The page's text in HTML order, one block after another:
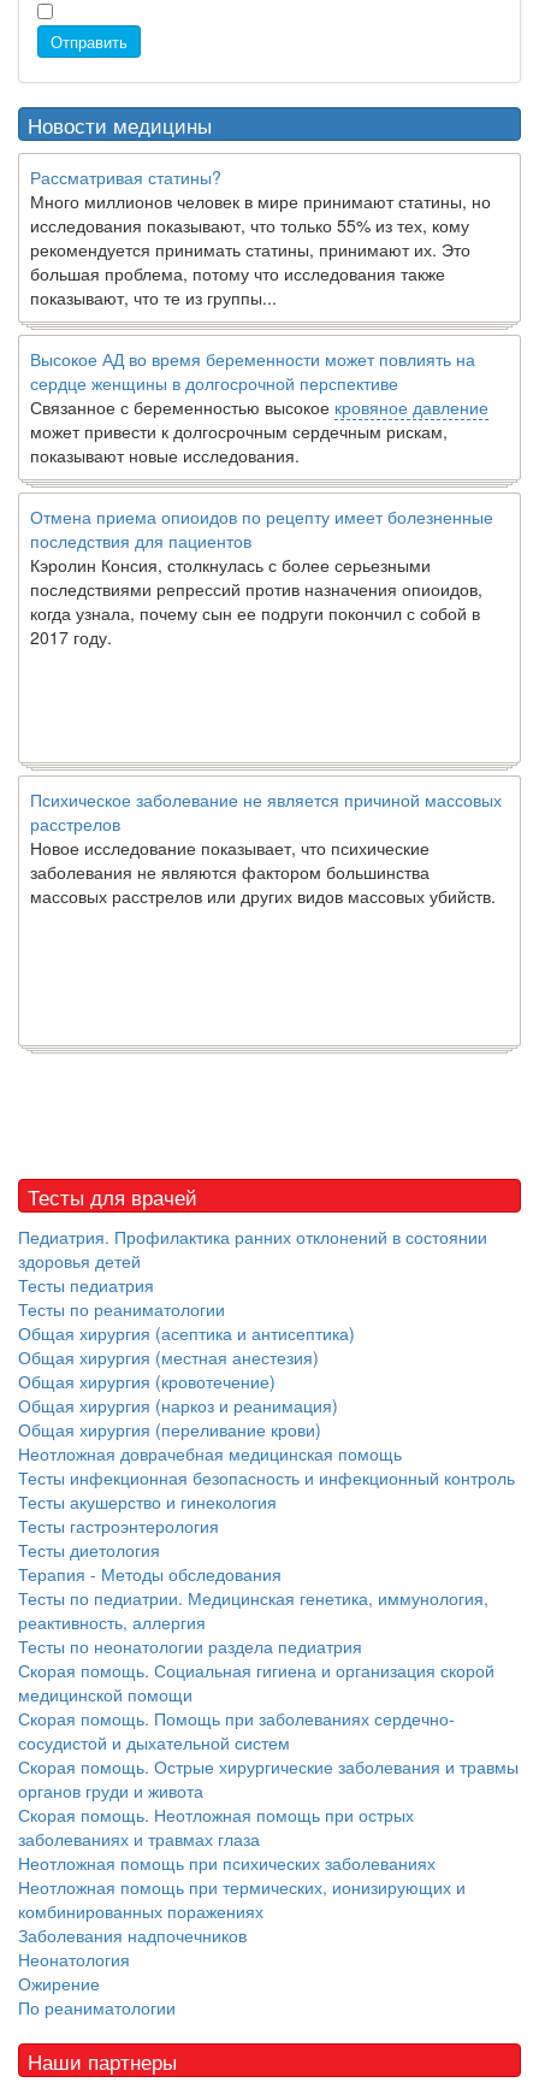
Отправить
Новости медицины
Рассматривая статины?
Много миллионов человек в мире принимают статины, но
исследования показывают, что только 55% из тех, кому
рекомендуется принимать статины, принимают их. Это
большая проблема, потому что исследования также
показывают, что те из группы...
Высокое АД во время беременности может повлиять на
сердце женщины в долгосрочной перспективе
Связанное с беременностью высокое кровяное давление
может привести к долгосрочным сердечным рискам,
показывают новые исследования.
Отмена приема опиоидов по рецепту имеет болезненные
последствия для пациентов
Кэролин Консия, столкнулась с более серьезными
последствиями репрессий против назначения опиоидов,
когда узнала, почему сын ее подруги покончил с собой в
2017 году.
Психическое заболевание не является причиной массовых
расстрелов
Новое исследование показывает, что психические
заболевания не являются фактором большинства
массовых расстрелов или других видов массовых убийств.
Тесты для врачей
Педиатрия. Профилактика ранних отклонений в состоянии
здоровья детей
Тесты педиатрия
Тесты по реаниматологии
Общая хирургия (асептика и антисептика)
Общая хирургия (местная анестезия)
Общая хирургия (кровотечение)
Общая хирургия (наркоз и реанимация)
Общая хирургия (переливание крови)
Неотложная доврачебная медицинская помощь
Тесты инфекционная безопасность и инфекционный контроль
Тесты акушерство и гинекология
Тесты гастроэнтерология
Тесты диетология
Терапия - Методы обследования
Тесты по педиатрии. Медицинская генетика, иммунология,
реактивность, аллергия
Тесты по неонатологии раздела педиатрия
Скорая помощь. Социальная гигиена и организация скорой
медицинской помощи
Скорая помощь. Помощь при заболеваниях сердечно-
сосудистой и дыхательной систем
Скорая помощь. Острые хирургические заболевания и травмы
органов груди и живота
Скорая помощь. Неотложная помощь при острых
заболеваниях и травмах глаза
Неотложная помощь при психических заболеваниях
Неотложная помощь при термических, ионизирующих и
комбинированных поражениях
Заболевания надпочечников
Неонатология
Ожирение
По реаниматологии
Наши партнеры